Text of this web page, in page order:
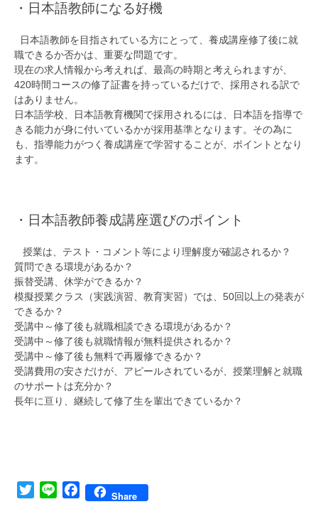
・日本語教師になる好機
日本語教師を目指されている方にとって、養成講座修了後に就
職できるか否かは、重要な問題です。
現在の求人情報から考えれば、最高の時期と考えられますが、
420時間コースの修了証書を持っているだけで、採用される訳で
はありません。
日本語学校、日本語教育機関で採用されるには、日本語を指導で
きる能力が身に付いているかが採用基準となります。その為に
も、指導能力がつく養成講座で学習することが、ポイントとなり
ます。
・日本語教師養成講座選びのポイント
授業は、テスト・コメント等により理解度が確認されるか？
質問できる環境があるか？
振替受講、休学ができるか？
模擬授業クラス（実践演習、教育実習）では、50回以上の発表が
できるか？
受講中～修了後も就職相談できる環境があるか？
受講中～修了後も就職情報が無料提供されるか？
受講中～修了後も無料で再履修できるか？
受講費用の安さだけが、アピールされているが、授業理解と就職
のサポートは充分か？
長年に亘り、継続して修了生を輩出できているか？
TwitterLine FacebookShare